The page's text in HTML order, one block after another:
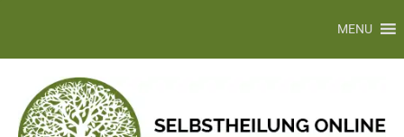
MENU